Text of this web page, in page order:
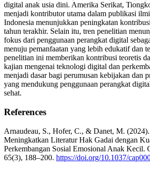
digital anak usia dini. Amerika Serikat,
menjadi kontributor utama dalam publikasi
Indonesia menunjukkan peningkatan
tahun terakhir. Selain itu, tren penelitian
fokus dari penggunaan perangkat digital
menuju pemanfaatan yang lebih edukatif dan
penelitian ini memberikan kontribusi teoretis
kajian mengenai teknologi digital dan
menjadi dasar bagi perumusan kebijakan dan
yang mendukung penggunaan perangkat
sehat.
References
Arnaudeau, S., Hofer, C., & Danet, M.
Meningkatkan Literatur Hak Gadai dengan
Perkembangan Sosial Emosional Anak Kecil.
65(3), 188–200. https://doi.org/10.1037/